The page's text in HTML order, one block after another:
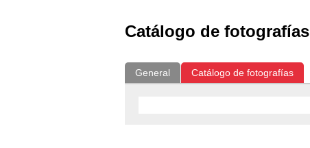
Catálogo de fotografías
General Catálogo de fotografías